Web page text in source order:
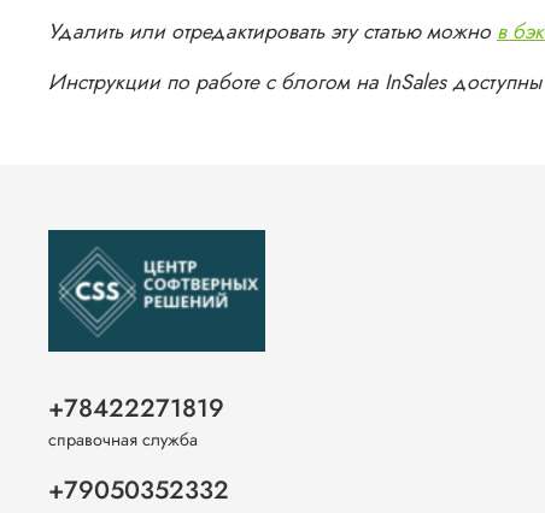
Удалить или отредактировать эту статью можно в
Инструкции по работе с блогом на InSales
+78422271819
справочная служба
+79050352332